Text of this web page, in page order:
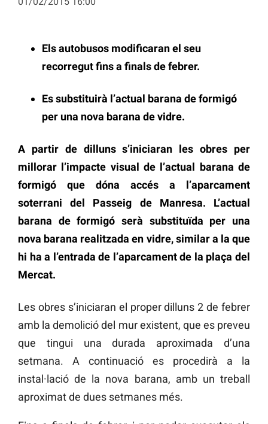
Els autobusos modificaran el seu
recorregut fins a finals de febrer.
Es substituirà l’actual barana de formigó
per una nova barana de vidre.
A partir de dilluns s’iniciaran les obres per
millorar l’impacte visual de l’actual barana de
formigó que dóna accés a l’aparcament
soterrani del Passeig de Manresa. L’actual
barana de formigó serà substituïda per una
nova barana realitzada en vidre, similar a la que
hi ha a l’entrada de l’aparcament de la plaça del
Mercat.
Les obres s’iniciaran el proper dilluns 2 de febrer
amb la demolició del mur existent, que es preveu
que tingui una durada aproximada d’una
setmana. A continuació es procedirà a la
instal·lació de la nova barana, amb un treball
aproximat de dues setmanes més.